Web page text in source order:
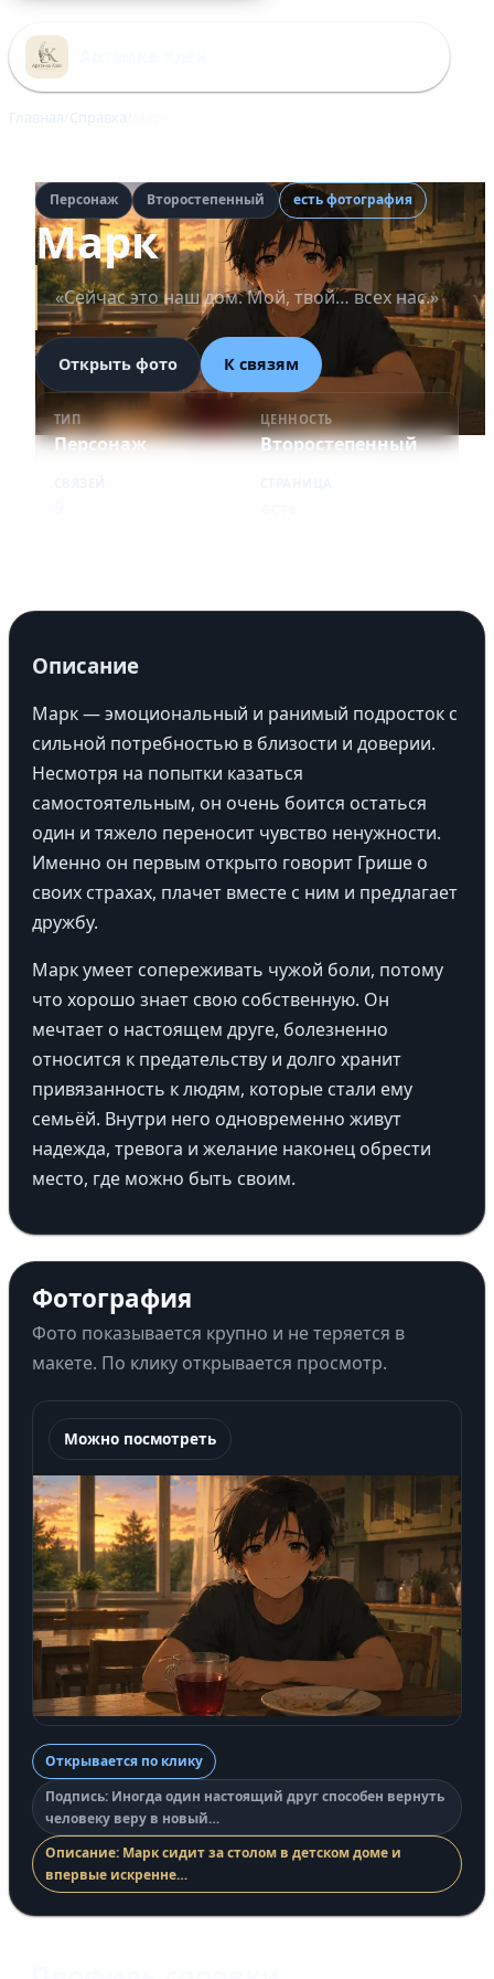
к
содержимому
Персонаж Второстепенный есть фотография
Марк
«Сейчас это наш дом. Мой, твой… всех нас.»
Открыть фото К связям
ТИП
Персонаж
ЦЕННОСТЬ
Второстепенный
Описание
Марк — эмоциональный и ранимый подросток с
сильной потребностью в близости и доверии.
Несмотря на попытки казаться
самостоятельным, он очень боится остаться
один и тяжело переносит чувство ненужности.
Именно он первым открыто говорит Грише о
своих страхах, плачет вместе с ним и предлагает
дружбу.
Марк умеет сопереживать чужой боли, потому
что хорошо знает свою собственную. Он
мечтает о настоящем друге, болезненно
относится к предательству и долго хранит
привязанность к людям, которые стали ему
семьёй. Внутри него одновременно живут
надежда, тревога и желание наконец обрести
место, где можно быть своим.
Фотография
Фото показывается крупно и не теряется в
макете. По клику открывается просмотр.
Можно посмотреть
Открывается по клику
Подпись: Иногда один настоящий друг способен вернуть
человеку веру в новый…
Описание: Марк сидит за столом в детском доме и
впервые искренне…